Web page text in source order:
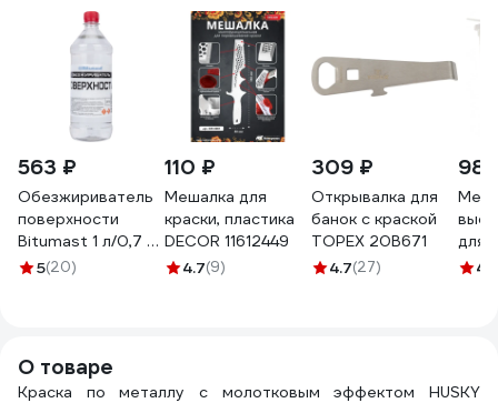
563 ₽
Обезжириватель
поверхности
Bitumast 1 л/0,7 кг
4607952901148
5(20)
110 ₽
Мешалка для
краски, пластика
DECOR 11612449
4.7(9)
309 ₽
Открывалка для
банок с краской
TOPEX 20B671
4.7(27)
для
ЛКМ4.5
О товаре
Краска по металлу с молотковым эффектом HUSKY